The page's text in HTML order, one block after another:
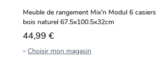
Meuble de rangement Mix'n Modul 6 casiers
bois naturel 67.5x100.5x32cm
44,99 €
Choisir mon magasin